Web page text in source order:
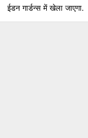
ईडन गार्डन्स में खेला जाएगा.